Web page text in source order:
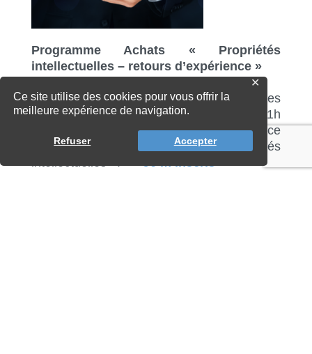
Ce site utilise des cookies pour vous offrir la
meilleure expérience de navigation.
Refuser Accepter
✕
Programme Achats « Propriétés
intellectuelles – retours d’expérience »
11h-12h l Le Programme Achats Circulaires
et Solidaires vous donne rdv le 30 mai à 11h
pour découvrir les retours d’expérience
d’acheteurs pour les achats « Propriétés